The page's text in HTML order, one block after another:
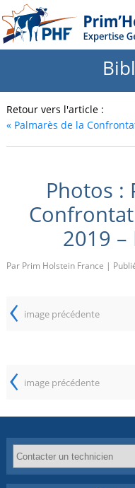
Retour vers l'article :
«Palmarès de la
Photos :
2019 –
Par Prim Holstein France |
‹ image précédente
‹ image précédente